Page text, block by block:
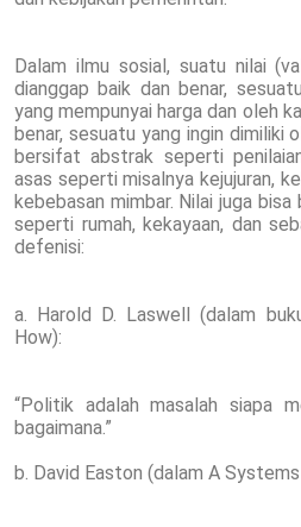
Dalam ilmu sosial, suatu nilai
dianggap baik dan benar,
yang mempunyai harga dan oleh
benar, sesuatu yang ingin dimiliki
bersifat abstrak seperti
asas seperti misalnya kejujuran,
kebebasan mimbar. Nilai juga
seperti rumah, kekayaan, dan
defenisi:
a. Harold D. Laswell (dalam
How):
“Politik adalah masalah siapa
bagaimana.”
b. David Easton (dalam A